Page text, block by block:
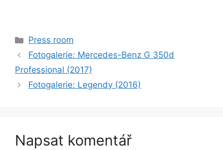
Rubriky
Press room
Fotogalerie: Mercedes-Benz G 350d
Professional (2017)
Fotogalerie: Legendy (2016)
Napsat komentář